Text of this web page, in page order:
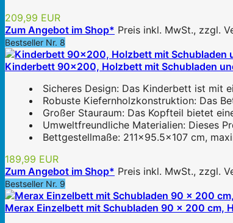
209,99 EUR
Zum Angebot im Shop* Preis inkl. MwSt., zzgl.
Bestseller Nr. 8
Kinderbett 90x200, Holzbett mit Schubladen
Sicheres Design: Das Kinderbett ist mit
Robuste Kiefernholzkonstruktion: Das
Großer Stauraum: Das Kopfteil bietet
Umweltfreundliche Materialien: Dieses
Bettgestellmaße: 211x95.5x107 cm,
189,99 EUR
Zum Angebot im Shop* Preis inkl. MwSt., zzgl.
Bestseller Nr. 9
Merax Einzelbett mit Schubladen 90 x 200 cm,